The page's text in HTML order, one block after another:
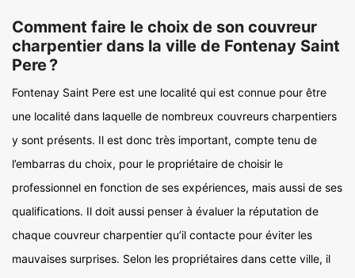
Comment faire le choix de son couvreur
charpentier dans la ville de Fontenay Saint
Pere ?
Fontenay Saint Pere est une localité qui est connue pour être
une localité dans laquelle de nombreux couvreurs charpentiers
y sont présents. Il est donc très important, compte tenu de
l’embarras du choix, pour le propriétaire de choisir le
professionnel en fonction de ses expériences, mais aussi de ses
qualifications. Il doit aussi penser à évaluer la réputation de
chaque couvreur charpentier qu’il contacte pour éviter les
mauvaises surprises. Selon les propriétaires dans cette ville, il